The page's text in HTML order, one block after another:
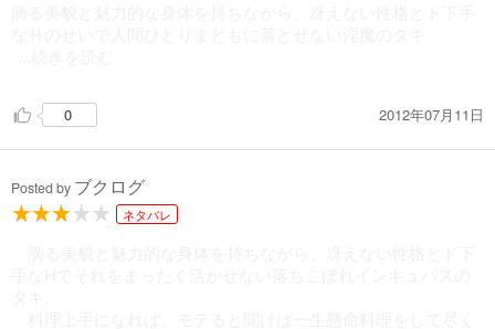
0 2012年07月11日
Posted by ブクログ
ネタバレ